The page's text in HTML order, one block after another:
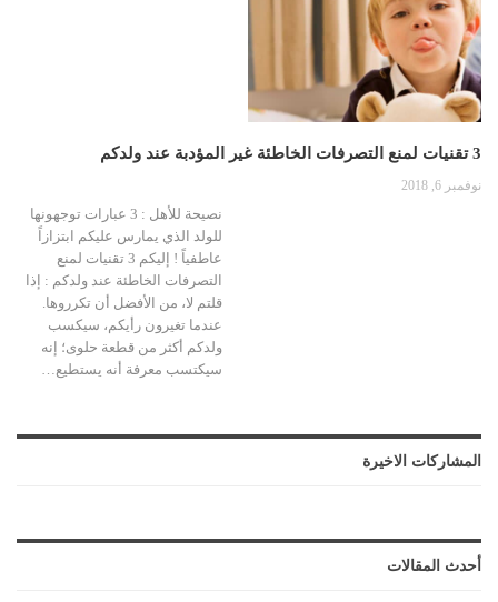
3 تقنيات لمنع التصرفات الخاطئة غير المؤدبة عند ولدكم
نوفمبر 6, 2018
نصيحة للأهل : 3 عبارات توجهونها
للولد الذي يمارس عليكم ابتزازاً
عاطفياً ! إليكم 3 تقنيات لمنع
التصرفات الخاطئة عند ولدكم : إذا
قلتم لا، من الأفضل أن تكرروها.
عندما تغيرون رأيكم، سيكسب
ولدكم أكثر من قطعة حلوى؛ إنه
سيكتسب معرفة أنه يستطيع…
المشاركات الاخيرة
أحدث المقالات